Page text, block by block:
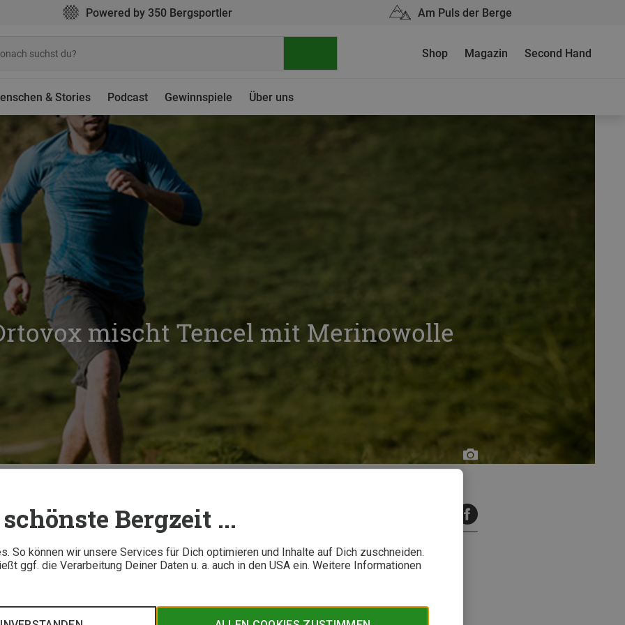
Bergzeit ...
So können wir unsere Services für Dich optimieren und Inhalte auf Dich zuschneiden.
ggf. die Verarbeitung Deiner Daten u. a. auch in den USA ein. Weitere Informationen
Powered by 350 Bergsportler Am Puls der Berge
& Stories Podcast Gewinnspiele Über uns
Shop Magazin Second Hand
mischt Tencel mit Merinowolle
Ortovox/Hansi
Heckmair
die Vorteile von Merinowolle und Tencel®, einer Zellulosefaser, die nachhaltig produziert
und damit auch Merino Cool für den Einsatz in Funktionsbekleidung so interessant